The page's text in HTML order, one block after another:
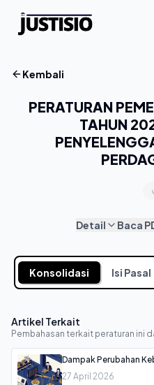
Kembali
PERATURAN
TAHUN
Detail Baca
Konsolidasi Isi Pasal
Artikel Terkait
Pembahasan terkait peraturan ini
Dampak Perubahan
27 April 2026